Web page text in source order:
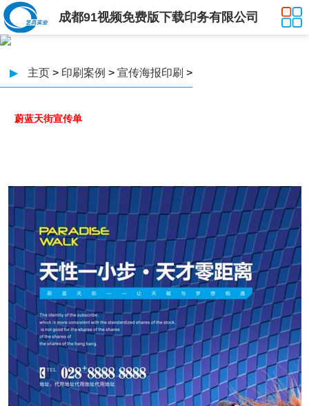
成都91视频免费版下载印务有限公司
▶ 主页 > 印刷案例 > 宣传海报印刷 >
蔚蓝天街宣传单